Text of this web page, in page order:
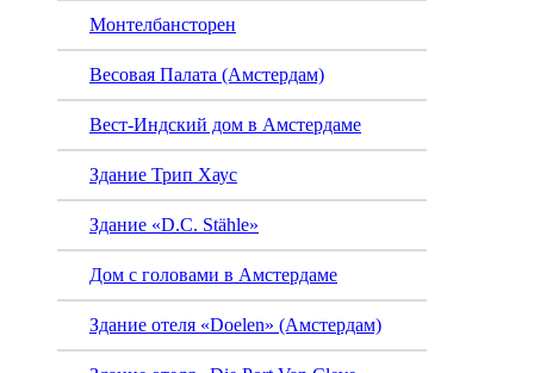
Монтелбансторен
Весовая Палата (Амстердам)
Вест-Индский дом в Амстердаме
Здание Трип Хаус
Здание «D.C. Stähle»
Дом с головами в Амстердаме
Здание отеля «Doelen» (Амстердам)